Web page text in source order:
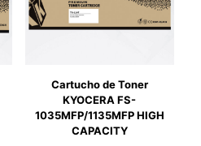
Cartucho de Toner
KYOCERA FS-
1035MFP/1135MFP HIGH
CAPACITY